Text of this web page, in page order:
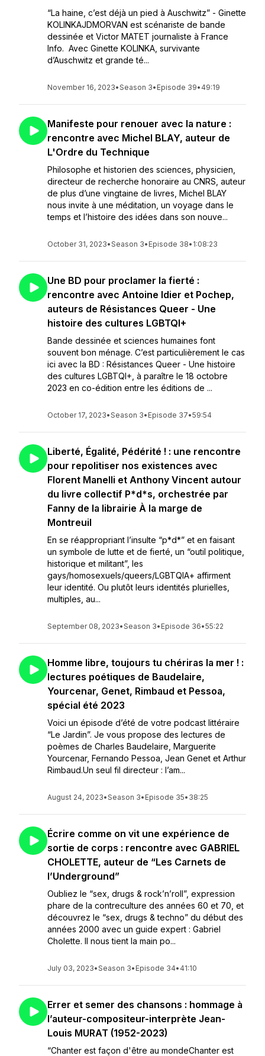
“La haine, c’est déjà un pied à Auschwitz” - Ginette
KOLINKAJDMORVAN est scénariste de bande
dessinée et Victor MATET journaliste à France
Info. Avec Ginette KOLINKA, survivante
d’Auschwitz et grande té...
November 16, 2023•Season 3• Episode 39• 49:19
Manifeste pour renouer avec la nature :
rencontre avec Michel BLAY, auteur de
L'Ordre du Technique
Philosophe et historien des sciences, physicien,
directeur de recherche honoraire au CNRS, auteur
de plus d’une vingtaine de livres, Michel BLAY
nous invite à une méditation, un voyage dans le
temps et l’histoire des idées dans son nouve...
October 31, 2023•Season 3• Episode 38• 1:08:23
Une BD pour proclamer la fierté :
rencontre avec Antoine Idier et Pochep,
auteurs de Résistances Queer - Une
histoire des cultures LGBTQI+
Bande dessinée et sciences humaines font
souvent bon ménage. C’est particulièrement le cas
ici avec la BD : Résistances Queer - Une histoire
des cultures LGBTQI+, à paraître le 18 octobre
2023 en co-édition entre les éditions de ...
October 17, 2023•Season 3• Episode 37•59:54
Liberté, Égalité, Pédérité ! : une rencontre
pour repolitiser nos existences avec
Florent Manelli et Anthony Vincent autour
du livre collectif P*d*s, orchestrée par
Fanny de la librairie À la marge de
Montreuil
En se réappropriant l’insulte “p*d*” et en faisant
un symbole de lutte et de fierté, un “outil politique,
historique et militant”, les
gays/homosexuels/queers/LGBTQIA+ affirment
leur identité. Ou plutôt leurs identités plurielles,
multiples, au...
September 08, 2023•Season 3• Episode 36•55:22
Homme libre, toujours tu chériras la mer ! :
lectures poétiques de Baudelaire,
Yourcenar, Genet, Rimbaud et Pessoa,
spécial été 2023
Voici un épisode d’été de votre podcast littéraire
“Le Jardin”. Je vous propose des lectures de
poèmes de Charles Baudelaire, Marguerite
Yourcenar, Fernando Pessoa, Jean Genet et Arthur
Rimbaud.Un seul fil directeur : l’am...
August 24, 2023•Season 3• Episode 35• 38:25
Écrire comme on vit une expérience de
sortie de corps : rencontre avec GABRIEL
CHOLETTE, auteur de “Les Carnets de
l’Underground”
Oubliez le “sex, drugs & rock’n’roll”, expression
phare de la contreculture des années 60 et 70, et
découvrez le “sex, drugs & techno” du début des
années 2000 avec un guide expert : Gabriel
Cholette. Il nous tient la main po...
July 03, 2023•Season 3• Episode 34• 41:10
Errer et semer des chansons : hommage à
l’auteur-compositeur-interprète Jean-
Louis MURAT (1952-2023)
“Chanter est façon d'être au mondeChanter est